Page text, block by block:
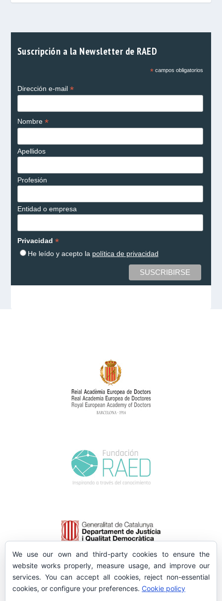
Suscripción a la Newsletter de RAED
*campos obligatorios
Dirección e-mail *
Nombre *
Apellidos
Profesión
Entidad o empresa
Privacidad *
He leído y acepto la política de privacidad
We use our own and third-party cookies to ensure the
website works properly, measure usage, and improve our
services. You can accept all cookies, reject non-essential
cookies, or configure your preferences. Cookie policy